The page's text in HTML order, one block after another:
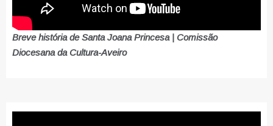
Breve história de Santa Joana Princesa | Comissão
Diocesana da Cultura-Aveiro